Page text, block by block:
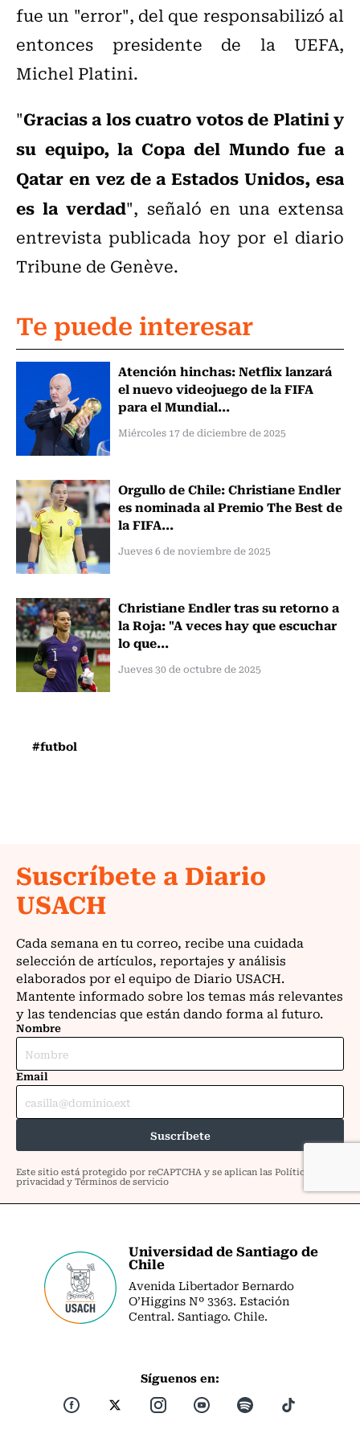
fue un "error", del que responsabilizó al
entonces presidente de la UEFA,
Michel Platini.
"Gracias a los cuatro votos de Platini y
su equipo, la Copa del Mundo fue a
Qatar en vez de a Estados Unidos, esa
es la verdad", señaló en una extensa
entrevista publicada hoy por el diario
Tribune de Genève.
Te puede interesar
Atención hinchas: Netflix lanzará
el nuevo videojuego de la FIFA
para el Mundial...
Miércoles 17 de diciembre de 2025
Orgullo de Chile: Christiane Endler
es nominada al Premio The Best de
la FIFA...
Jueves 6 de noviembre de 2025
Christiane Endler tras su retorno a
la Roja: "A veces hay que escuchar
lo que...
Jueves 30 de octubre de 2025
#futbol
Universidad de Santiago de
Chile
Avenida Libertador Bernardo
O’Higgins Nº 3363. Estación
Central. Santiago. Chile.
Síguenos en: